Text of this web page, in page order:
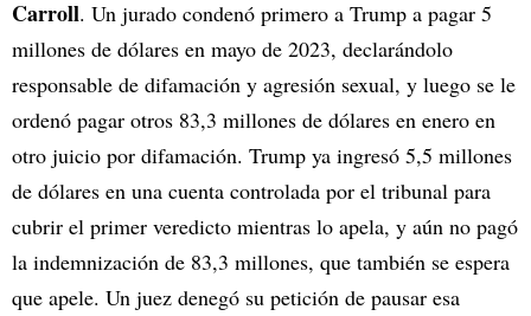
Carroll. Un jurado condenó primero a Trump a pagar 5
millones de dólares en mayo de 2023, declarándolo
responsable de difamación y agresión sexual, y luego se le
ordenó pagar otros 83,3 millones de dólares en enero en
otro juicio por difamación. Trump ya ingresó 5,5 millones
de dólares en una cuenta controlada por el tribunal para
cubrir el primer veredicto mientras lo apela, y aún no pagó
la indemnización de 83,3 millones, que también se espera
que apele. Un juez denegó su petición de pausar esa